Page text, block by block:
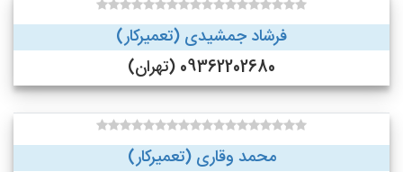
فرشاد جمشیدی (تعمیرکار)
09362202680 (تهران)
محمد وقاری (تعمیرکار)